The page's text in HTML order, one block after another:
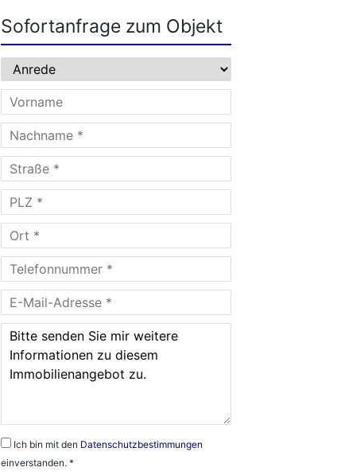
Sofortanfrage zum Objekt
Ich bin mit den Datenschutzbestimmungen
einverstanden. *